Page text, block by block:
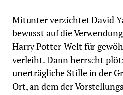
Mitunter verzichtet David
bewusst auf die
Harry Potter-Welt für
verleiht. Dann herrscht
unerträgliche Stille in der
Ort, an dem der